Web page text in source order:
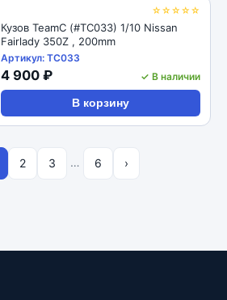
☆☆☆☆☆
Кузов TeamC (#TC033) 1/10 Nissan
Fairlady 350Z , 200mm
Артикул: TC033
4 900 ₽ ✓ В наличии
В корзину
2 3 … 6 ›